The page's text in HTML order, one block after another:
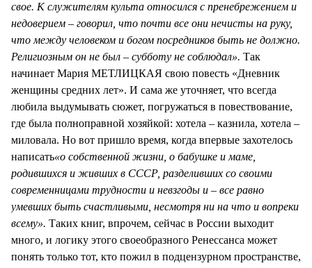
свое. К служителям культа относился с пренебрежением и
недоверием – говорил, что почти все они нечисты на руку,
что между человеком и богом посредников быть не должно.
Религиозным он не был – субботу не соблюдал». Так
начинает Мария МЕТЛИЦКАЯ свою повесть «Дневник
женщины средних лет». И сама же уточняет, что всегда
любила выдумывать сюжет, погружаться в повествование,
где была полноправной хозяйкой: хотела – казнила, хотела –
миловала. Но вот пришло время, когда впервые захотелось
написать«о собственной жизни, о бабушке и маме,
родившихся и живших в СССР, разделивших со своими
современницами трудности и невзгоды и – все равно
умевших быть счастливыми, несмотря ни на что и вопреки
всему». Таких книг, впрочем, сейчас в России выходит
много, и логику этого своеобразного Ренессанса может
понять только тот, кто пожил в подцензурном пространстве,